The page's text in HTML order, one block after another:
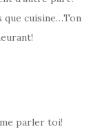
que cuisine…Ton
parler toi!